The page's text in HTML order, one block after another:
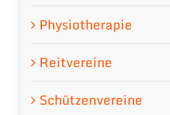
Physiotherapie
Reitvereine
Schützenvereine